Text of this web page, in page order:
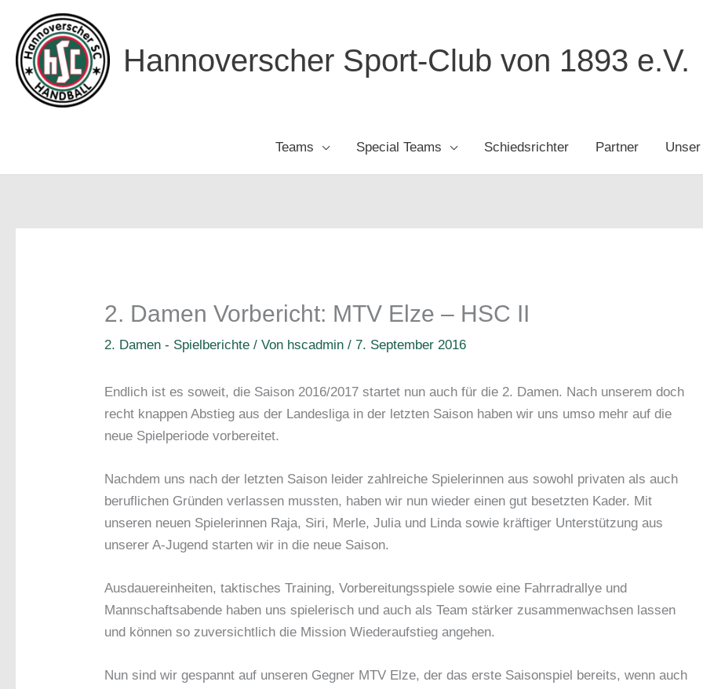
Inhalt
springen
Hannoverscher Sport-Club von 1893 e.V.
Teams Special Teams Schiedsrichter Partner
2. Damen Vorbericht: MTV Elze – HSC II
2. Damen - Spielberichte / Von hscadmin/7. September 2016
Endlich ist es soweit, die Saison 2016/2017 startet nun auch für die 2. Damen. Nach unserem doch
recht knappen Abstieg aus der Landesliga in der letzten Saison haben wir uns umso mehr auf die
neue Spielperiode vorbereitet.
Nachdem uns nach der letzten Saison leider zahlreiche Spielerinnen aus sowohl privaten als auch
beruflichen Gründen verlassen mussten, haben wir nun wieder einen gut besetzten Kader. Mit
unseren neuen Spielerinnen Raja, Siri, Merle, Julia und Linda sowie kräftiger Unterstützung aus
unserer A-Jugend starten wir in die neue Saison.
Ausdauereinheiten, taktisches Training, Vorbereitungsspiele sowie eine Fahrradrallye und
Mannschaftsabende haben uns spielerisch und auch als Team stärker zusammenwachsen lassen
und können so zuversichtlich die Mission Wiederaufstieg angehen.
Nun sind wir gespannt auf unseren Gegner MTV Elze, der das erste Saisonspiel bereits, wenn auch